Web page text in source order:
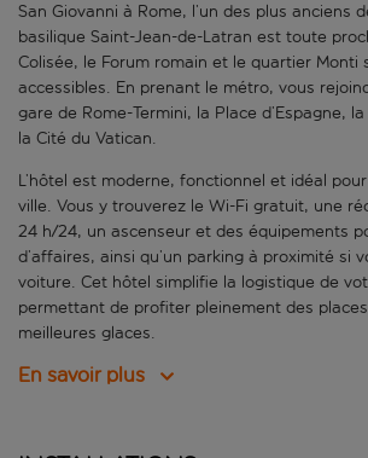
San Giovanni à Rome, l’un des plus anciens
basilique Saint-Jean-de-Latran est toute
Colisée, le Forum romain et le quartier Monti
accessibles. En prenant le métro, vous
gare de Rome-Termini, la Place d’Espagne,
la Cité du Vatican.
L’hôtel est moderne, fonctionnel et idéal
ville. Vous y trouverez le Wi-Fi gratuit, une
24 h/24, un ascenseur et des équipements
d’affaires, ainsi qu’un parking à proximité si
voiture. Cet hôtel simplifie la logistique de
permettant de profiter pleinement des
meilleures glaces.
En savoir plus